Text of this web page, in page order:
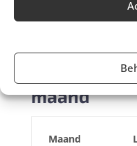
zijn
onderstaand
wanneer onze
Overzicht
maand
Maand